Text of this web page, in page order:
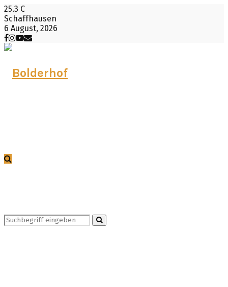
25.3 C
Schaffhausen
6 August, 2026
Facebook
Instagram
Youtube
Email
Search
Search